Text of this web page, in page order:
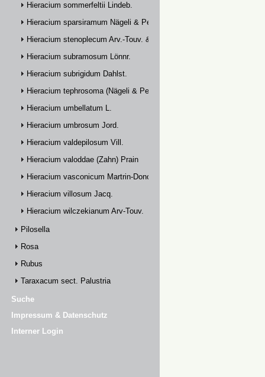
Hieracium sommerfeltii Lindeb.
Hieracium sparsiramum Nägeli & Peter
Hieracium stenoplecum Arv.-Touv. & Huter
Hieracium subramosum Lönnr.
Hieracium subrigidum Dahlst.
Hieracium tephrosoma (Nägeli & Peter) Zahn
Hieracium umbellatum L.
Hieracium umbrosum Jord.
Hieracium valdepilosum Vill.
Hieracium valoddae (Zahn) Prain
Hieracium vasconicum Martrin-Donos
Hieracium villosum Jacq.
Hieracium wilczekianum Arv-Touv.
Pilosella
Rosa
Rubus
Taraxacum sect. Palustria
Suche
Impressum & Datenschutz
Interner Login